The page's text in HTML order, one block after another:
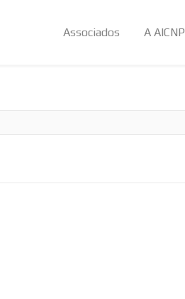
Associados A AICNP